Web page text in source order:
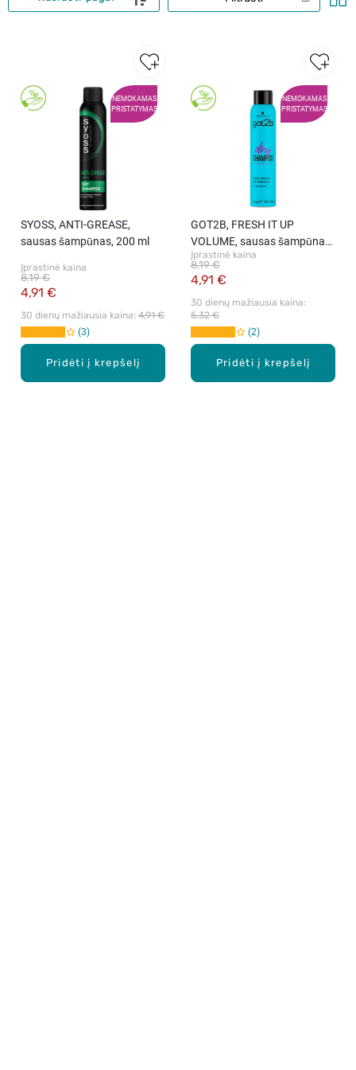
NEMOKAMAS
PRISTATYMAS
Pridėti į krepšelį
SYOSS, ANTI-GREASE,
sausas šampūnas, 200 ml
Įprastinė kaina
4,91 €
8,19 €
30 dienų mažiausia kaina: 4,91 €
3
NEMOKAMAS
PRISTATYMAS
Pridėti į krepšelį
GOT2B, FRESH IT UP
VOLUME, sausas šampūnas,
200 ml
Įprastinė kaina
4,91 €
8,19 €
30 dienų mažiausia kaina:
5,32 €
2